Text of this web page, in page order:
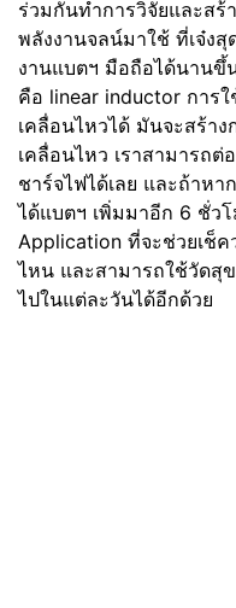
ร่วมกันทำการวิจัยและส
พลังงานจลน์มาใช้ ที่เจ๋งสุ
งานแบตฯ มือถือได้นานขึ้
คือ linear inductor การ
เคลื่อนไหวได้ มันจะสร้า
เคลื่อนไหว เราสามารถต่
ชาร์จไฟได้เลย และถ้าหา
ได้แบตฯ เพิ่มมาอีก 6 ชั่ว
Application ที่จะช่วยเช็
ไหน และสามารถใช้วัดสุ
ไปในแต่ละวันได้อีกด้วย